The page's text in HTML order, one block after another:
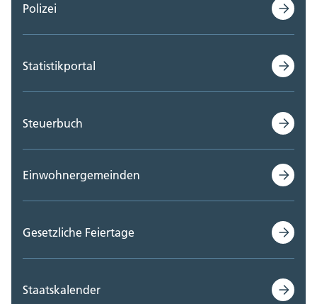
Polizei
Statistikportal
Steuerbuch
Einwohnergemeinden
Gesetzliche Feiertage
Staatskalender